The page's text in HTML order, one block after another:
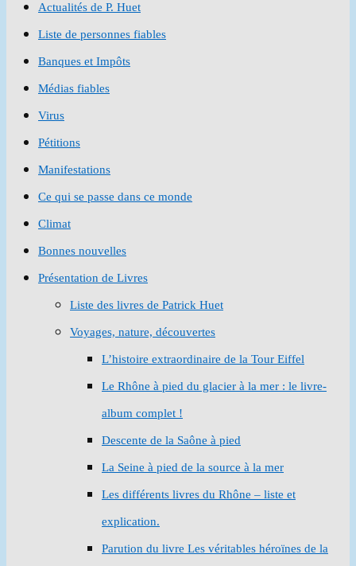
Actualités de P. Huet
Liste de personnes fiables
Banques et Impôts
Médias fiables
Virus
Pétitions
Manifestations
Ce qui se passe dans ce monde
Climat
Bonnes nouvelles
Présentation de Livres
Liste des livres de Patrick Huet
Voyages, nature, découvertes
L’histoire extraordinaire de la Tour Eiffel
Le Rhône à pied du glacier à la mer : le livre-
album complet !
Descente de la Saône à pied
La Seine à pied de la source à la mer
Les différents livres du Rhône – liste et
explication.
Parution du livre Les véritables héroïnes de la